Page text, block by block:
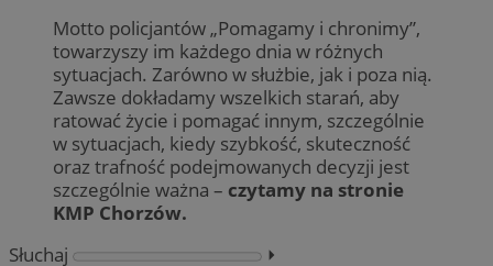
Motto policjantów „Pomagamy i chronimy”,
towarzyszy im każdego dnia w różnych
sytuacjach. Zarówno w służbie, jak i poza nią.
Zawsze dokładamy wszelkich starań, aby
ratować życie i pomagać innym, szczególnie
w sytuacjach, kiedy szybkość, skuteczność
oraz trafność podejmowanych decyzji jest
szczególnie ważna – czytamy na stronie
KMP Chorzów.
Słuchaj
⏵︎